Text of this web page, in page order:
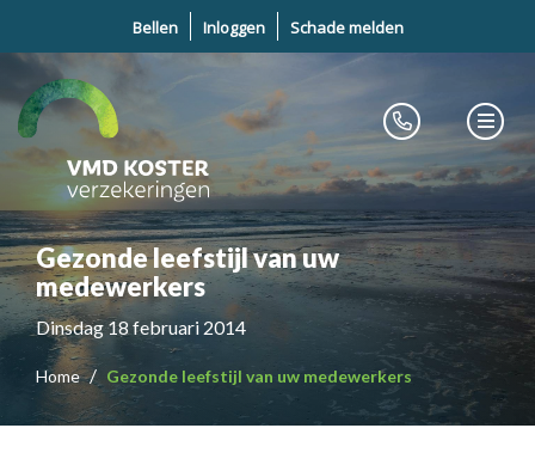
Bellen Inloggen Schade melden
Gezonde leefstijl van uw
medewerkers
Dinsdag 18 februari 2014
Home Gezonde leefstijl van uw medewerkers